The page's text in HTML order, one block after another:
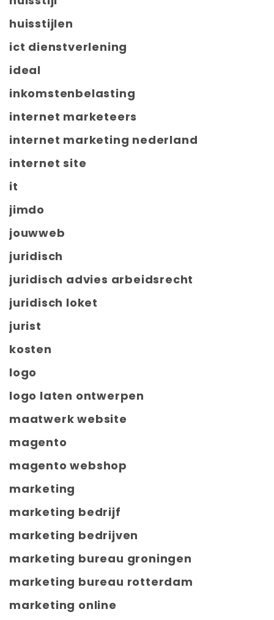
huisstijlen
ict dienstverlening
ideal
inkomstenbelasting
internet marketeers
internet marketing nederland
internet site
it
jimdo
jouwweb
juridisch
juridisch advies arbeidsrecht
juridisch loket
jurist
kosten
logo
logo laten ontwerpen
maatwerk website
magento
magento webshop
marketing
marketing bedrijf
marketing bedrijven
marketing bureau groningen
marketing bureau rotterdam
marketing online